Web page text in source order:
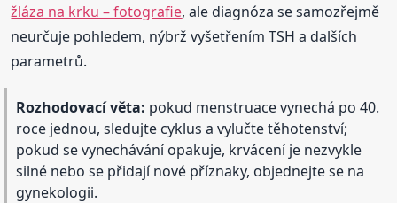
žláza na krku – fotografie, ale diagnóza se samozřejmě
neurčuje pohledem, nýbrž vyšetřením TSH a dalších
parametrů.
Rozhodovací věta: pokud menstruace vynechá po 40.
roce jednou, sledujte cyklus a vylučte těhotenství;
pokud se vynechávání opakuje, krvácení je nezvykle
silné nebo se přidají nové příznaky, objednejte se na
gynekologii.